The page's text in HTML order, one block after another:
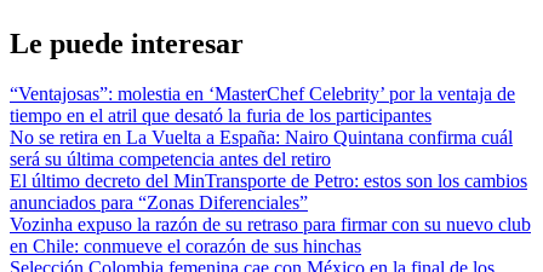
Le puede interesar
“Ventajosas”: molestia en ‘MasterChef Celebrity’ por la ventaja de
tiempo en el atril que desató la furia de los participantes
No se retira en La Vuelta a España: Nairo Quintana confirma cuál
será su última competencia antes del retiro
El último decreto del MinTransporte de Petro: estos son los cambios
anunciados para “Zonas Diferenciales”
Vozinha expuso la razón de su retraso para firmar con su nuevo club
en Chile: conmueve el corazón de sus hinchas